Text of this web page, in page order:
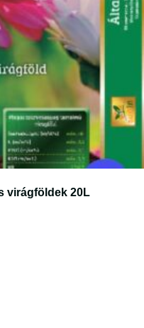
virágföldek 20L